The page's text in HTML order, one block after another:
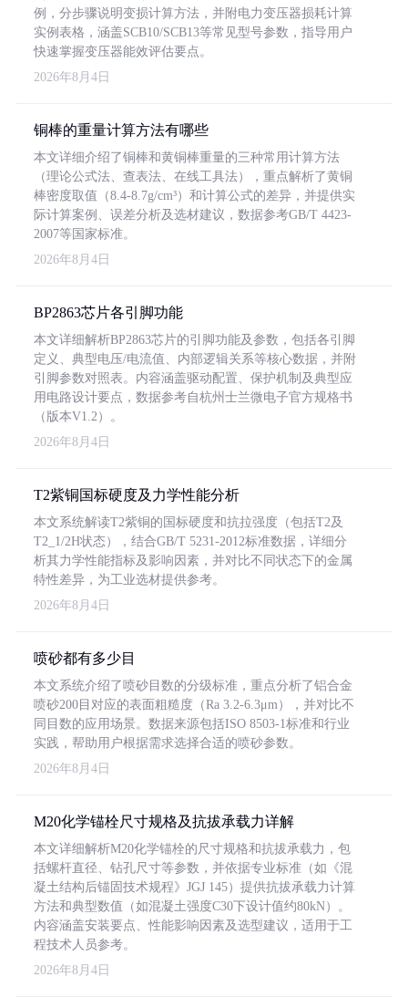
例，分步骤说明变损计算方法，并附电力变压器损耗计算
实例表格，涵盖SCB10/SCB13等常见型号参数，指导用户
快速掌握变压器能效评估要点。
2026年8月4日
铜棒的重量计算方法有哪些
本文详细介绍了铜棒和黄铜棒重量的三种常用计算方法
（理论公式法、查表法、在线工具法），重点解析了黄铜
棒密度取值（8.4-8.7g/cm³）和计算公式的差异，并提供实
际计算案例、误差分析及选材建议，数据参考GB/T 4423-
2007等国家标准。
2026年8月4日
BP2863芯片各引脚功能
本文详细解析BP2863芯片的引脚功能及参数，包括各引脚
定义、典型电压/电流值、内部逻辑关系等核心数据，并附
引脚参数对照表。内容涵盖驱动配置、保护机制及典型应
用电路设计要点，数据参考自杭州士兰微电子官方规格书
（版本V1.2）。
2026年8月4日
T2紫铜国标硬度及力学性能分析
本文系统解读T2紫铜的国标硬度和抗拉强度（包括T2及
T2_1/2H状态），结合GB/T 5231-2012标准数据，详细分
析其力学性能指标及影响因素，并对比不同状态下的金属
特性差异，为工业选材提供参考。
2026年8月4日
喷砂都有多少目
本文系统介绍了喷砂目数的分级标准，重点分析了铝合金
喷砂200目对应的表面粗糙度（Ra 3.2-6.3μm），并对比不
同目数的应用场景。数据来源包括ISO 8503-1标准和行业
实践，帮助用户根据需求选择合适的喷砂参数。
2026年8月4日
M20化学锚栓尺寸规格及抗拔承载力详解
本文详细解析M20化学锚栓的尺寸规格和抗拔承载力，包
括螺杆直径、钻孔尺寸等参数，并依据专业标准（如《混
凝土结构后锚固技术规程》JGJ 145）提供抗拔承载力计算
方法和典型数值（如混凝土强度C30下设计值约80kN）。
内容涵盖安装要点、性能影响因素及选型建议，适用于工
程技术人员参考。
2026年8月4日